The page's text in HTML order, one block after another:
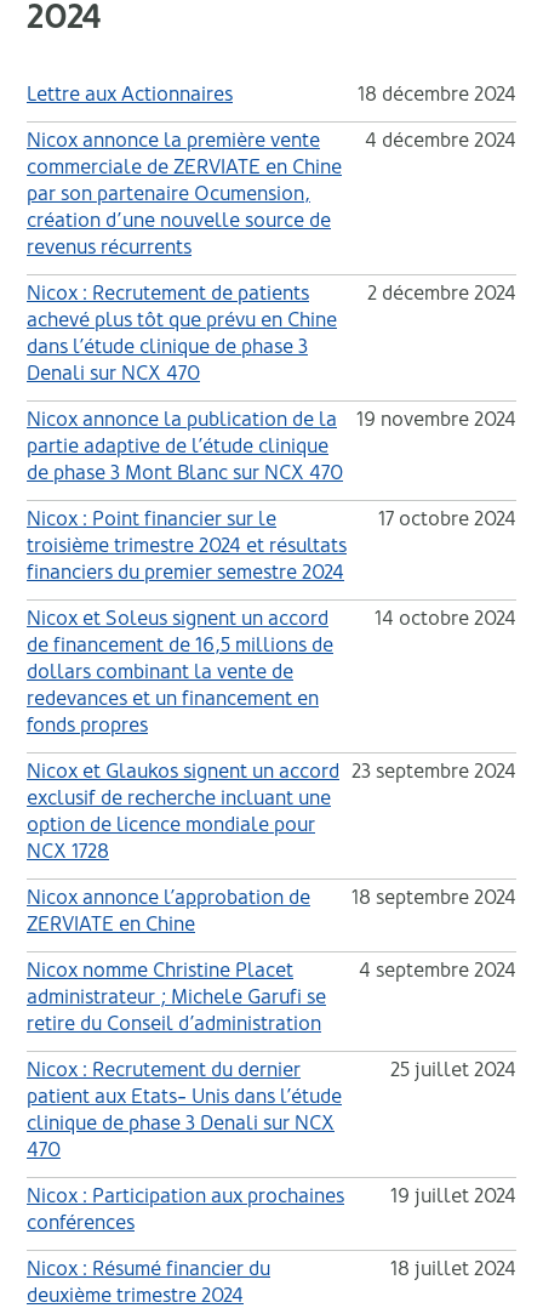
2024
Lettre aux Actionnaires
18 décembre 2024
Nicox annonce la première vente
commerciale de ZERVIATE en Chine
par son partenaire Ocumension,
création d’une nouvelle source de
revenus récurrents
4 décembre 2024
Nicox : Recrutement de patients
achevé plus tôt que prévu en Chine
dans l’étude clinique de phase 3
Denali sur NCX 470
2 décembre 2024
Nicox annonce la publication de la
partie adaptive de l’étude clinique
de phase 3 Mont Blanc sur NCX 470
19 novembre 2024
Nicox : Point financier sur le
troisième trimestre 2024 et résultats
financiers du premier semestre 2024
17 octobre 2024
Nicox et Soleus signent un accord
de financement de 16,5 millions de
dollars combinant la vente de
redevances et un financement en
fonds propres
14 octobre 2024
Nicox et Glaukos signent un accord
exclusif de recherche incluant une
option de licence mondiale pour
NCX 1728
23 septembre 2024
Nicox annonce l’approbation de
ZERVIATE en Chine
18 septembre 2024
Nicox nomme Christine Placet
administrateur ; Michele Garufi se
retire du Conseil d’administration
4 septembre 2024
Nicox : Recrutement du dernier
patient aux Etats- Unis dans l’étude
clinique de phase 3 Denali sur NCX
470
25 juillet 2024
Nicox : Participation aux prochaines
conférences
19 juillet 2024
Nicox : Résumé financier du
deuxième trimestre 2024
18 juillet 2024